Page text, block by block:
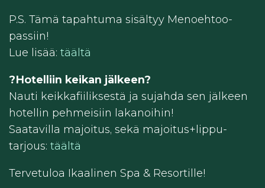
P.S. Tämä tapahtuma sisältyy Menoehtoo-
passiin!
Lue lisää: täältä
?️Hotelliin keikan jälkeen?
Nauti keikkafiiliksestä ja sujahda sen jälkeen
hotellin pehmeisiin lakanoihin!
Saatavilla majoitus, sekä majoitus+lippu-
tarjous: täältä
Tervetuloa Ikaalinen Spa & Resortille!